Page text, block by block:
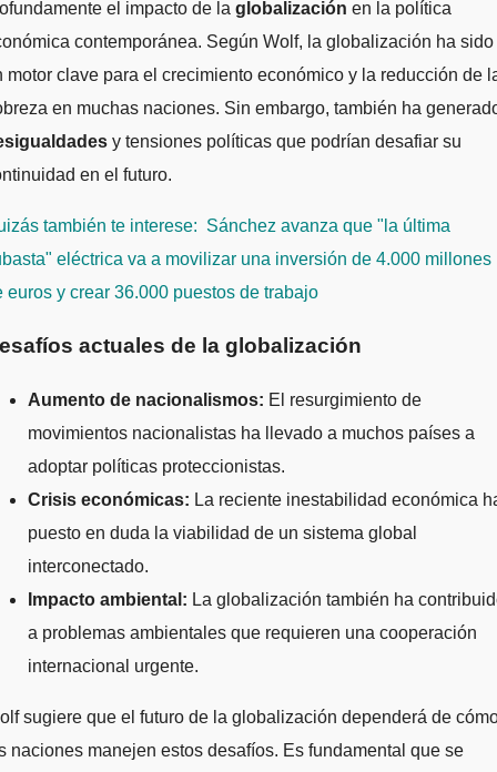
el impacto de la globalización en la política
contemporánea. Según Wolf, la globalización ha sido
motor clave para el crecimiento económico y la reducción de
en muchas naciones. Sin embargo, también ha
y tensiones políticas que podrían desafiar su
en el futuro.
también te interese: Sánchez avanza que "la última
eléctrica va a movilizar una inversión de 4.000 millones
euros y crear 36.000 puestos de trabajo
actuales de la globalización
Aumento de nacionalismos: El resurgimiento de
movimientos nacionalistas ha llevado a muchos países a
adoptar políticas proteccionistas.
Crisis económicas: La reciente inestabilidad económica
puesto en duda la viabilidad de un sistema global
interconectado.
Impacto ambiental: La globalización también ha
a problemas ambientales que requieren una cooperación
internacional urgente.
sugiere que el futuro de la globalización dependerá de
naciones manejen estos desafíos. Es fundamental que se